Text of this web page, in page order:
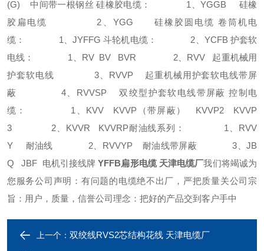
(G) 中间带一根钢丝 硅橡胶电缆： 1、YGGB 硅橡
胶扁电缆 2、YGG 硅橡胶圆电缆 卷筒机电
缆： 1、JYFFG 斗轮机电缆： 2、YCFB 护套软
电线： 1、RV BV BVR 2、RVV 起重机械用
护套软电线 3、RVVP 起重机械用护套软电线带屏
蔽 4、RVVSP 双绞型护套软电线带屏蔽 控制电
缆： 1、KVV KVVP（带屏蔽） KVVP2 KVVP
3 2、KVVR KVVRP耐油线系列： 1、RVV
Y 耐油线 2、RVVYP 耐油线带屏蔽 3、JB
Q JBF 电机引接线牌YFFB扁形电缆 天津电缆厂我们将竭诚为
您服务公司声明：有问题的电缆绝不出厂，严把质量关公司宗
旨：用户，质量，信誉公司理念：把好的产品交到客户手中
上一个： 双绞线RVS2芯结构花线 天津电缆厂